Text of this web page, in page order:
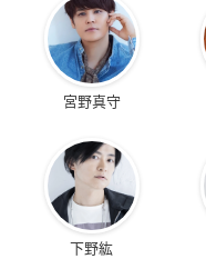
宮野真守
下野紘